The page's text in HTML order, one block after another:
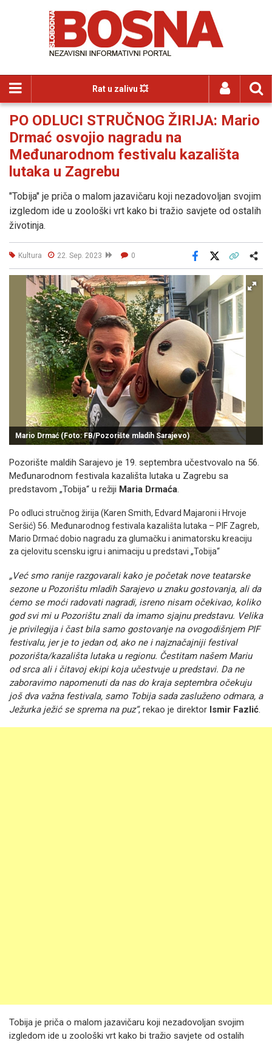
Rat u zalivu 💥
PO ODLUCI STRUČNOG ŽIRIJA: Mario
Drmać osvojio nagradu na
Međunarodnom festivalu kazališta
lutaka u Zagrebu
"Tobija" je priča o malom jazavičaru koji nezadovoljan svojim
izgledom ide u zoološki vrt kako bi tražio savjete od ostalih
životinja.
Kultura 22. Sep. 2023 0
Facebook
Mario Drmać (Foto: FB/Pozorište mladih Sarajevo)
Pozorište maldih Sarajevo je 19. septembra učestvovalo na 56.
Međunarodnom festivala kazališta lutaka u Zagrebu sa
predstavom „Tobija“ u režiji Maria Drmaća.
Po odluci stručnog žirija (Karen Smith, Edvard Majaroni i Hrvoje
Seršić) 56. Međunarodnog festivala kazališta lutaka – PIF Zagreb,
Mario Drmać dobio nagradu za glumačku i animatorsku kreaciju
za cjelovitu scensku igru i animaciju u predstavi „Tobija“
„Već smo ranije razgovarali kako je početak nove teatarske
sezone u Pozorištu mladih Sarajevo u znaku gostovanja, ali da
ćemo se moći radovati nagradi, isreno nisam očekivao, koliko
god svi mi u Pozorištu znali da imamo sjajnu predstavu. Velika
je privilegija i čast bila samo gostovanje na ovogodišnjem PIF
festivalu, jer je to jedan od, ako ne i najznačajniji festival
pozorišta/kazališta lutaka u regionu. Čestitam našem Mariu
od srca ali i čitavoj ekipi koja učestvuje u predstavi. Da ne
zaboravimo napomenuti da nas do kraja septembra očekuju
još dva važna festivala, samo Tobija sada zasluženo odmara, a
Ježurka ježić se sprema na puz“, rekao je direktor Ismir Fazlić.
Tobija je priča o malom jazavičaru koji nezadovoljan svojim
izgledom ide u zoološki vrt kako bi tražio savjete od ostalih